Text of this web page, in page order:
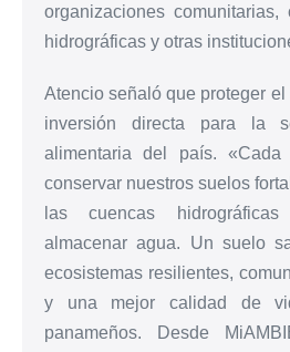
organizaciones
hidrográficas y otras
Atencio señaló que proteger
inversión directa para la
alimentaria del país.
conservar nuestros suelos
las cuencas
almacenar agua. Un suelo
ecosistemas resilientes,
y una mejor calidad de
panameños. Desde